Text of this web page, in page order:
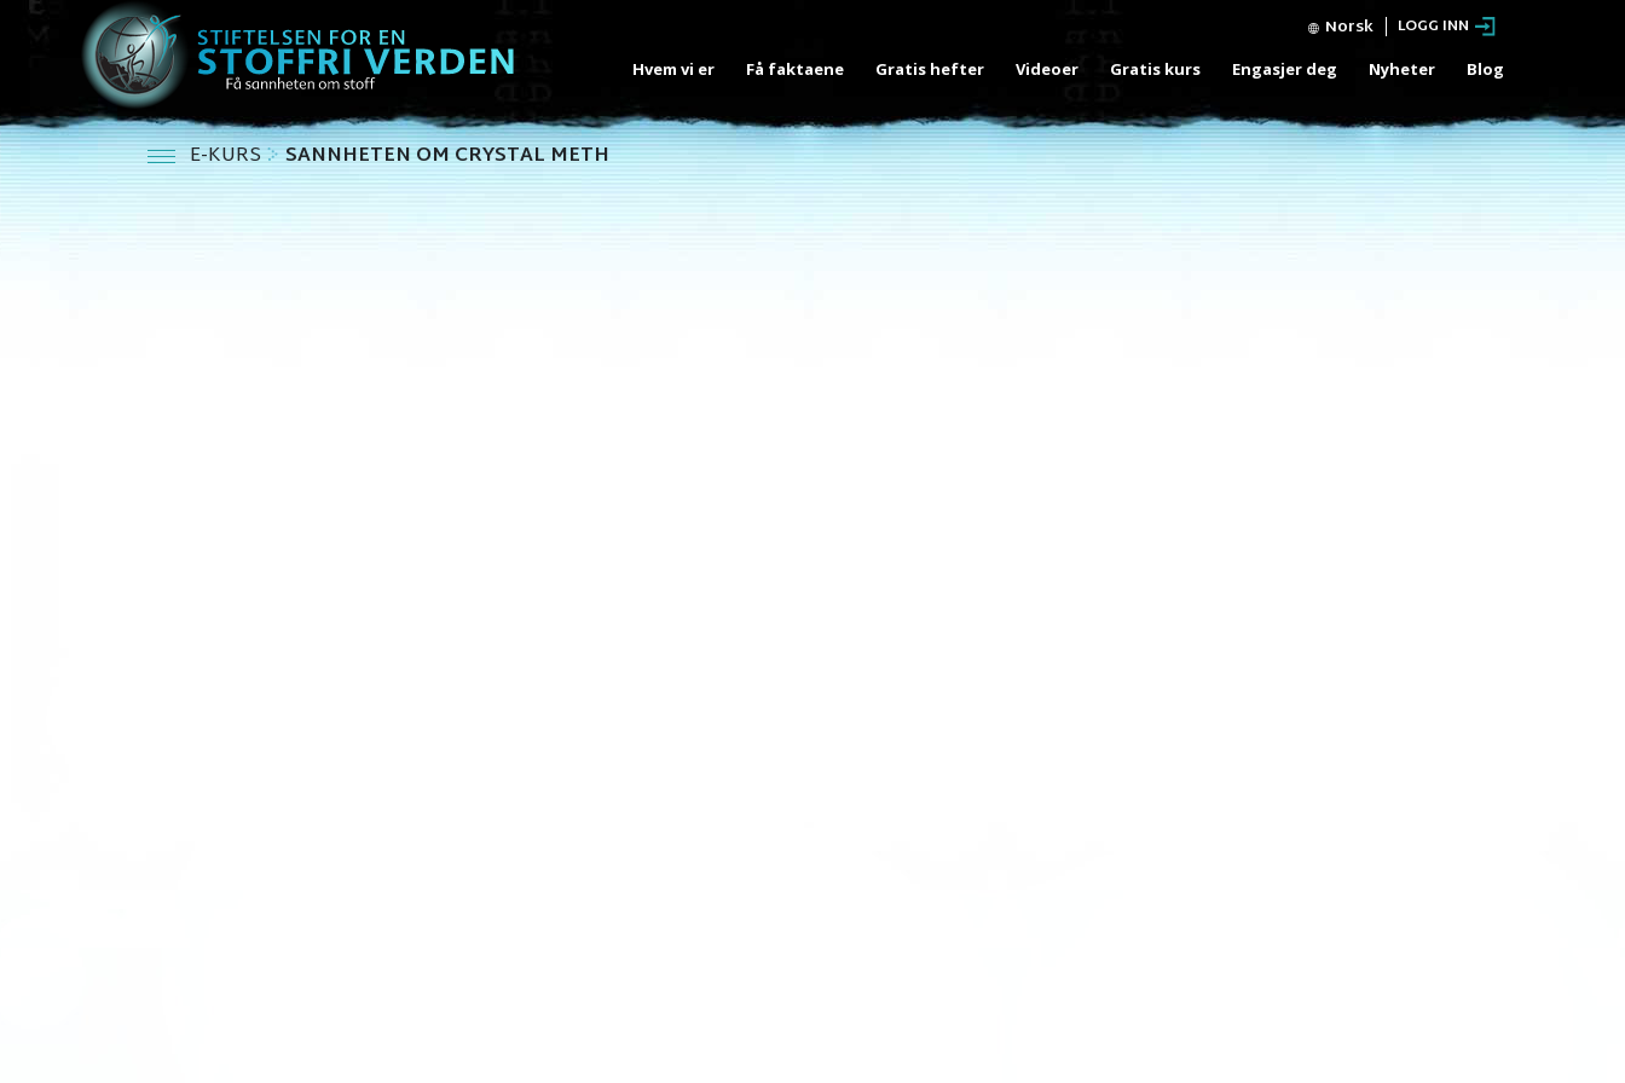
Norsk LOGG INN
Hvem vi er Få faktaene Gratis hefter Videoer Gratis kurs Engasjer deg Nyheter Blog
E-KURS SANNHETEN OM CRYSTAL METH